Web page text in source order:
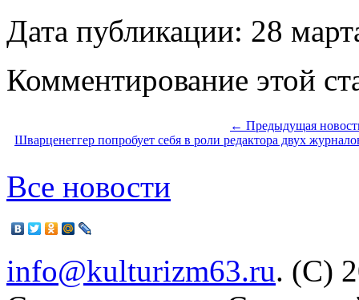
Дата публикации: 28
Комментирование этой
← Предыдущая
Шварценеггер попробует себя в роли редактора двух
Все новости
info@kulturizm63.ru. (C)